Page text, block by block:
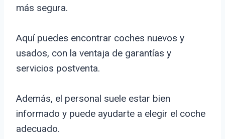
más segura.
Aquí puedes encontrar coches nuevos y
usados, con la ventaja de garantías y
servicios postventa.
Además, el personal suele estar bien
informado y puede ayudarte a elegir el coche
adecuado.